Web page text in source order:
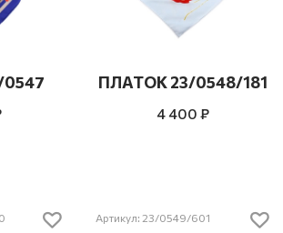
ПЛАТОК 23/0548/181
4 400 ₽
Артикул: 23/0549/601